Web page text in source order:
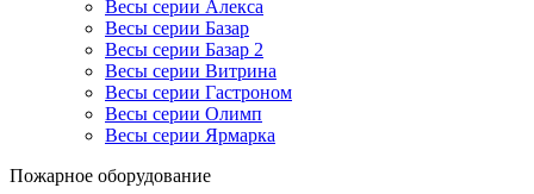
Весы серии Алекса
Весы серии Базар
Весы серии Базар 2
Весы серии Витрина
Весы серии Гастроном
Весы серии Олимп
Весы серии Ярмарка
Пожарное оборудование